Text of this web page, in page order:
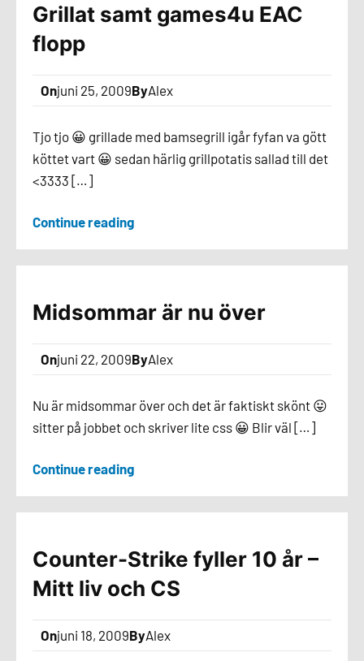
Grillat samt games4u EAC
flopp
Onjuni 25, 2009ByAlex
Tjo tjo 😀 grillade med bamsegrill igår fyfan va gött
köttet vart 😀 sedan härlig grillpotatis sallad till det
<3333 […]
Continue reading
Midsommar är nu över
Onjuni 22, 2009ByAlex
Nu är midsommar över och det är faktiskt skönt 😛
sitter på jobbet och skriver lite css 😀 Blir väl […]
Continue reading
Counter-Strike fyller 10 år –
Mitt liv och CS
Onjuni 18, 2009ByAlex